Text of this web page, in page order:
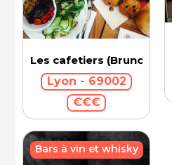
Les cafetiers (Brunch)
Lyon - 69002
€€€
Bars à vin et whisky